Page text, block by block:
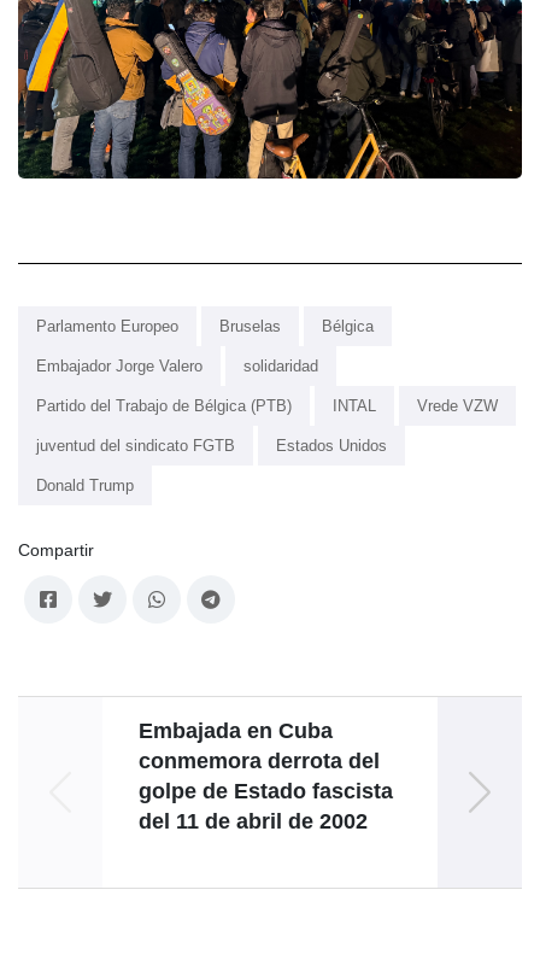
Parlamento Europeo Bruselas Bélgica
Embajador Jorge Valero solidaridad
Partido del Trabajo de Bélgica (PTB) INTAL Vrede VZW
juventud del sindicato FGTB Estados Unidos
Donald Trump
Compartir
Embajada en Cuba
conmemora derrota del
golpe de Estado fascista
del 11 de abril de 2002